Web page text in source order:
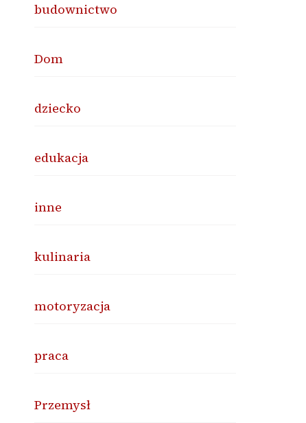
budownictwo
Dom
dziecko
edukacja
inne
kulinaria
motoryzacja
praca
Przemysł